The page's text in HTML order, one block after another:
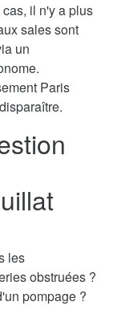
il n'y a plus
sales sont
un
Paris
les
obstruées ?
pompage ?